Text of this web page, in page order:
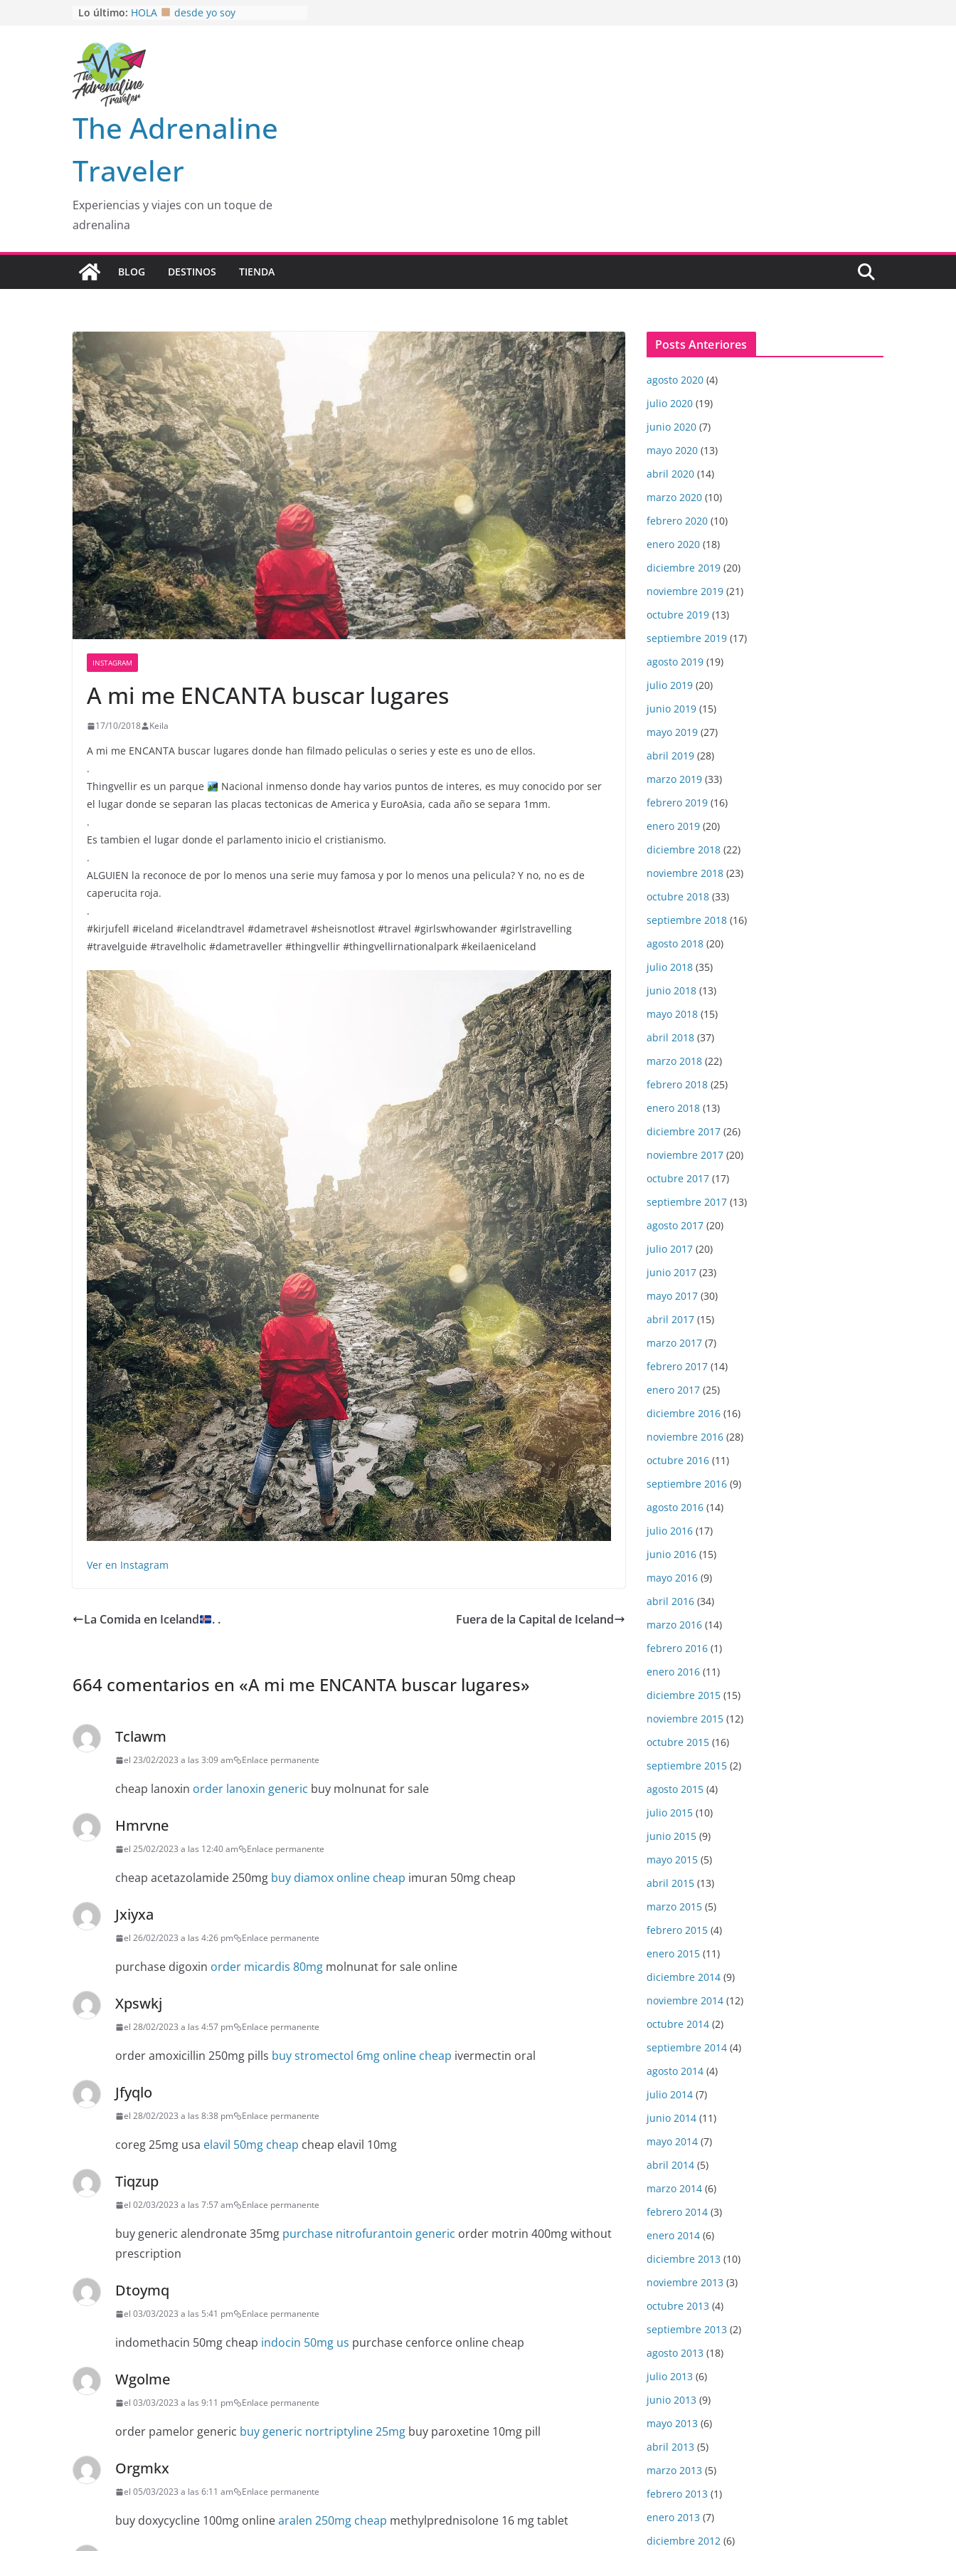
Lo último: HOLA
desde yo soy
EL SENDERO DEL CACAO: Excelente
opción
HOSPEDAJE AL NATURALSHH !!
En
MULITO!
The Adrenaline
Traveler
Experiencias y viajes con un toque de
adrenalina
BLOG DESTINOS TIENDA
INSTAGRAM
A mi me ENCANTA buscar lugares
17/10/2018 Keila
A mi me ENCANTA buscar lugares donde han filmado peliculas o series y este es uno de ellos.
.
Thingvellir es un parque
Nacional inmenso donde hay varios puntos de interes, es muy conocido por ser
el lugar donde se separan las placas tectonicas de America y EuroAsia, cada año se separa 1mm.
.
Es tambien el lugar donde el parlamento inicio el cristianismo.
.
ALGUIEN la reconoce de por lo menos una serie muy famosa y por lo menos una pelicula? Y no, no es de
caperucita roja.
.
#kirjufell #iceland #icelandtravel #dametravel #sheisnotlost #travel #girlswhowander #girlstravelling
#travelguide #travelholic #dametraveller #thingvellir #thingvellirnationalpark #keilaeniceland
Ver en Instagram
La Comida en Iceland . . Fuera de la Capital de Iceland
664 comentarios en «A mi me ENCANTA buscar lugares»
Tclawm
el 23/02/2023 a las 3:09 am Enlace permanente
cheap lanoxin order lanoxin generic buy molnunat for sale
Hmrvne
el 25/02/2023 a las 12:40 am Enlace permanente
cheap acetazolamide 250mg buy diamox online cheap imuran 50mg cheap
Jxiyxa
el 26/02/2023 a las 4:26 pm Enlace permanente
purchase digoxin order micardis 80mg molnunat for sale online
Xpswkj
el 28/02/2023 a las 4:57 pm Enlace permanente
order amoxicillin 250mg pills buy stromectol 6mg online cheap ivermectin oral
Jfyqlo
el 28/02/2023 a las 8:38 pm Enlace permanente
coreg 25mg usa elavil 50mg cheap cheap elavil 10mg
Tiqzup
el 02/03/2023 a las 7:57 am Enlace permanente
buy generic alendronate 35mg purchase nitrofurantoin generic order motrin 400mg without
prescription
Dtoymq
el 03/03/2023 a las 5:41 pm Enlace permanente
indomethacin 50mg cheap indocin 50mg us purchase cenforce online cheap
Wgolme
el 03/03/2023 a las 9:11 pm Enlace permanente
order pamelor generic buy generic nortriptyline 25mg buy paroxetine 10mg pill
Orgmkx
el 05/03/2023 a las 6:11 am Enlace permanente
buy doxycycline 100mg onlinearalen 250mg cheap methylprednisolone 16 mg tablet
Posts Anteriores
agosto 2020 (4)
julio 2020 (19)
junio 2020 (7)
mayo 2020 (13)
abril 2020 (14)
marzo 2020 (10)
febrero 2020 (10)
enero 2020 (18)
diciembre 2019 (20)
noviembre 2019 (21)
octubre 2019 (13)
septiembre 2019 (17)
agosto 2019 (19)
julio 2019 (20)
junio 2019 (15)
mayo 2019 (27)
abril 2019 (28)
marzo 2019 (33)
febrero 2019 (16)
enero 2019 (20)
diciembre 2018 (22)
noviembre 2018 (23)
octubre 2018 (33)
septiembre 2018 (16)
agosto 2018 (20)
julio 2018 (35)
junio 2018 (13)
mayo 2018 (15)
abril 2018 (37)
marzo 2018 (22)
febrero 2018 (25)
enero 2018 (13)
diciembre 2017 (26)
noviembre 2017 (20)
octubre 2017 (17)
septiembre 2017 (13)
agosto 2017 (20)
julio 2017 (20)
junio 2017 (23)
mayo 2017 (30)
abril 2017 (15)
marzo 2017 (7)
febrero 2017 (14)
enero 2017 (25)
diciembre 2016 (16)
noviembre 2016 (28)
octubre 2016 (11)
septiembre 2016 (9)
agosto 2016 (14)
julio 2016 (17)
junio 2016 (15)
mayo 2016 (9)
abril 2016 (34)
marzo 2016 (14)
febrero 2016 (1)
enero 2016 (11)
diciembre 2015 (15)
noviembre 2015 (12)
octubre 2015 (16)
septiembre 2015 (2)
agosto 2015 (4)
julio 2015 (10)
junio 2015 (9)
mayo 2015 (5)
abril 2015 (13)
marzo 2015 (5)
febrero 2015 (4)
enero 2015 (11)
diciembre 2014 (9)
noviembre 2014 (12)
octubre 2014 (2)
septiembre 2014 (4)
agosto 2014 (4)
julio 2014 (7)
junio 2014 (11)
mayo 2014 (7)
abril 2014 (5)
marzo 2014 (6)
febrero 2014 (3)
enero 2014 (6)
diciembre 2013 (10)
noviembre 2013 (3)
octubre 2013 (4)
septiembre 2013 (2)
agosto 2013 (18)
julio 2013 (6)
junio 2013 (9)
mayo 2013 (6)
abril 2013 (5)
marzo 2013 (5)
febrero 2013 (1)
enero 2013 (7)
diciembre 2012 (6)